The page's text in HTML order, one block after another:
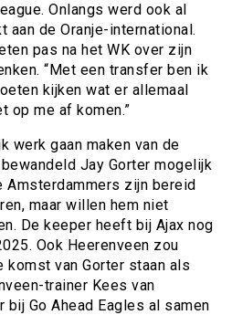
Onlangs werd ook al
aan de Oranje-international.
pas na het WK over zijn
“Met een transfer ben ik
kijken wat er allemaal
op me af komen.”
werk gaan maken van de
Jay Gorter mogelijk
Amsterdammers zijn bereid
maar willen hem niet
De keeper heeft bij Ajax nog
Ook Heerenveen zou
van Gorter staan als
trainer Kees van
Go Ahead Eagles al samen